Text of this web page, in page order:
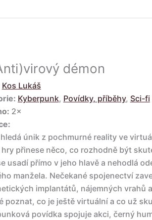
démon
Kos Lukáš
Kyberpunk, Povídky, příběhy, Sci-fi
2×
hledá únik z pochmurné reality ve
přinese něco, co rozhodně být
usadí přímo v jeho hlavě a nehodlá
manžela. Nečekané spojenectví
implantátů, nájemných vrahů
poznat, co je ještě virtuální a co už
povídka spojuje akci, černý